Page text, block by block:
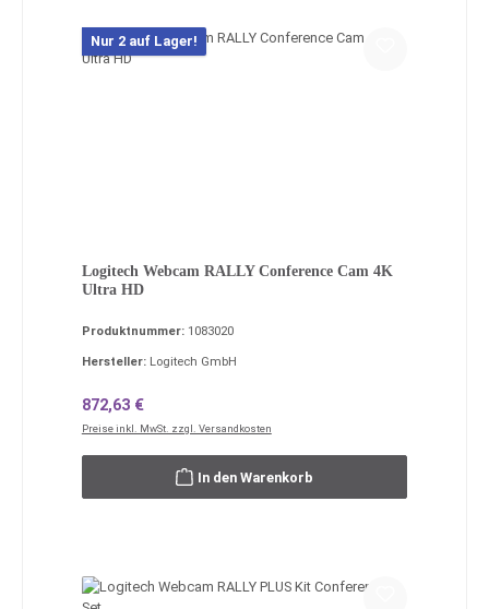
Nur 2 auf Lager!
Logitech Webcam RALLY Conference Cam 4K
Ultra HD
Produktnummer: 1083020
Hersteller: Logitech GmbH
Regulärer Preis:
872,63 €
Preise inkl. MwSt. zzgl. Versandkosten
In den Warenkorb